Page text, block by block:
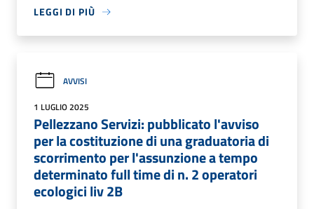
LEGGI DI PIÙ
AVVISI
1 LUGLIO 2025
Pellezzano Servizi: pubblicato l'avviso
per la costituzione di una graduatoria di
scorrimento per l'assunzione a tempo
determinato full time di n. 2 operatori
ecologici liv 2B